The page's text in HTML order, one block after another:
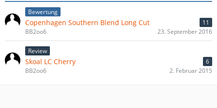
Bewertung
Copenhagen Southern Blend Long Cut
11
BB2oo6
23. September 2016
Review
Skoal LC Cherry
6
BB2oo6
2. Februar 2015